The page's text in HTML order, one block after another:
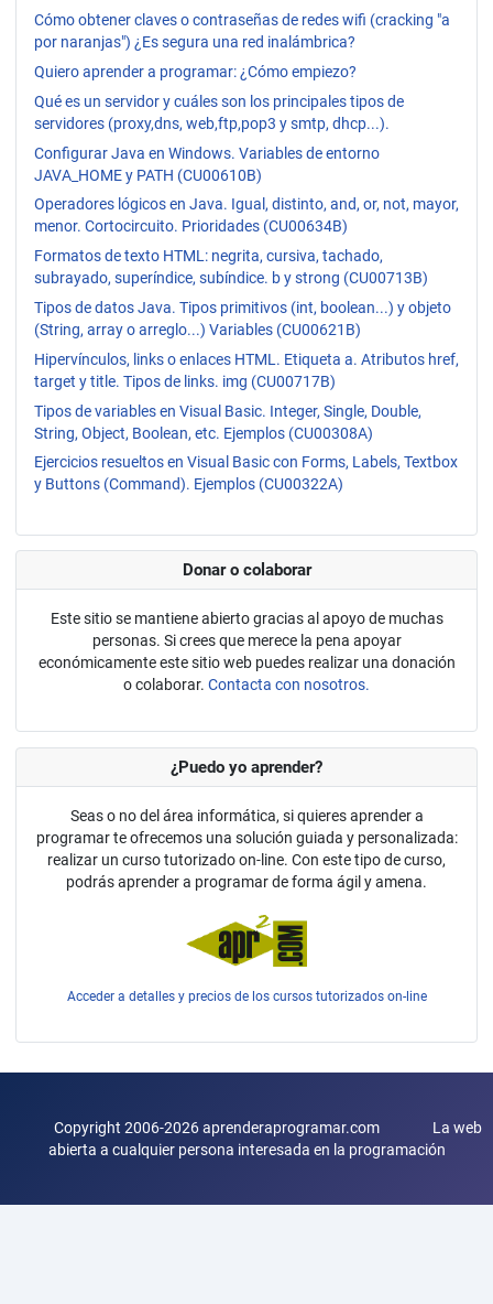
Cómo obtener claves o contraseñas de redes wifi (cracking "a
por naranjas") ¿Es segura una red inalámbrica?
Quiero aprender a programar: ¿Cómo empiezo?
Qué es un servidor y cuáles son los principales tipos de
servidores (proxy,dns, web,ftp,pop3 y smtp, dhcp...).
Configurar Java en Windows. Variables de entorno
JAVA_HOME y PATH (CU00610B)
Operadores lógicos en Java. Igual, distinto, and, or, not, mayor,
menor. Cortocircuito. Prioridades (CU00634B)
Formatos de texto HTML: negrita, cursiva, tachado,
subrayado, superíndice, subíndice. b y strong (CU00713B)
Tipos de datos Java. Tipos primitivos (int, boolean...) y objeto
(String, array o arreglo...) Variables (CU00621B)
Hipervínculos, links o enlaces HTML. Etiqueta a. Atributos href,
target y title. Tipos de links. img (CU00717B)
Tipos de variables en Visual Basic. Integer, Single, Double,
String, Object, Boolean, etc. Ejemplos (CU00308A)
Ejercicios resueltos en Visual Basic con Forms, Labels, Textbox
y Buttons (Command). Ejemplos (CU00322A)
Donar o colaborar
Este sitio se mantiene abierto gracias al apoyo de muchas
personas. Si crees que merece la pena apoyar
económicamente este sitio web puedes realizar una donación
o colaborar. Contacta con nosotros.
¿Puedo yo aprender?
Seas o no del área informática, si quieres aprender a
programar te ofrecemos una solución guiada y personalizada:
realizar un curso tutorizado on-line. Con este tipo de curso,
podrás aprender a programar de forma ágil y amena.
Acceder a detalles y precios de los cursos tutorizados on-line
Copyright 2006-2026 aprenderaprogramar.com La web
abierta a cualquier persona interesada en la programación